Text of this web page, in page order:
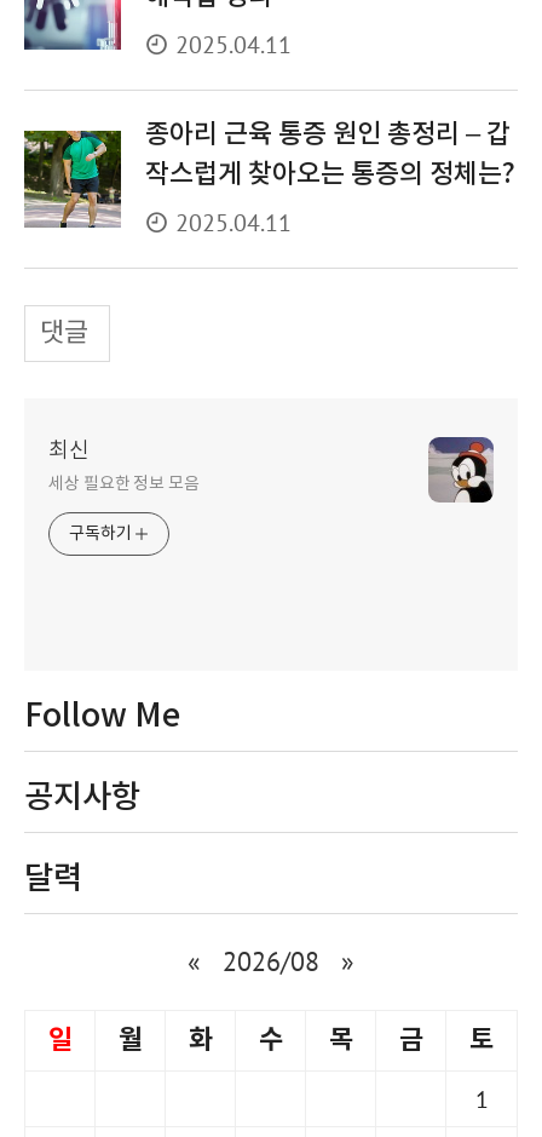
2025.04.11
종아리 근육 통증 원인 총정리 – 갑
작스럽게 찾아오는 통증의 정체는?
2025.04.11
댓글
최신
세상 필요한 정보 모음
구독하기
Follow Me
공지사항
달력
« 2026/08 »
일 월 화 수 목 금 토
1